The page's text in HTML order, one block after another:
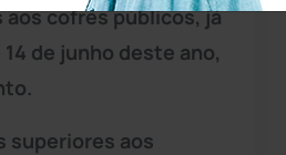
cofres públicos, já
de junho deste ano,
superiores aos